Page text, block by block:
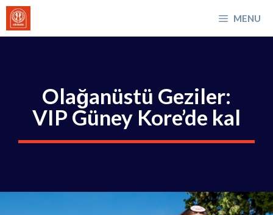
İçeriğe
atla
MENU
Olağanüstü Geziler:
VIP Güney Kore’de kal